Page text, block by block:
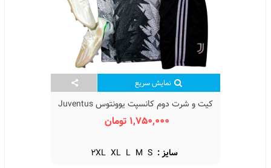
نمایش سریع
کیت و شرت دوم کانسپت یوونتوس Juventus
Training Kit 2023/24 With Short
1,750,000 تومان
سایز : S
M
L
XL
2XL